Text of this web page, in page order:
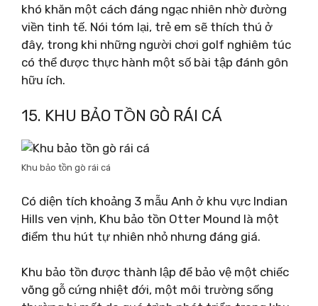
khó khăn một cách đáng ngạc nhiên nhờ đường
viền tinh tế. Nói tóm lại, trẻ em sẽ thích thú ở
đây, trong khi những người chơi golf nghiêm túc
có thể được thực hành một số bài tập đánh gôn
hữu ích.
15. KHU BẢO TỒN GÒ RÁI CÁ
Khu bảo tồn gò rái cá
Có diện tích khoảng 3 mẫu Anh ở khu vực Indian
Hills ven vịnh, Khu bảo tồn Otter Mound là một
điểm thu hút tự nhiên nhỏ nhưng đáng giá.
Khu bảo tồn được thành lập để bảo vệ một chiếc
võng gỗ cứng nhiệt đới, một môi trường sống